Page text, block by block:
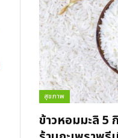
สุขภาพ
ข้าวหอมมะลิ 5